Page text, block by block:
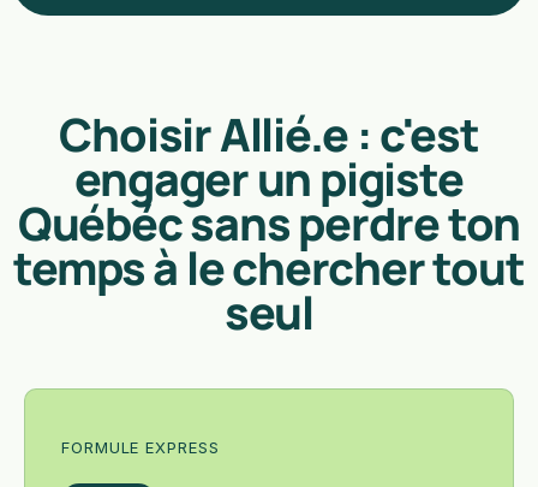
Choisir Allié.e : c'est
engager un pigiste
Québéc sans perdre ton
temps à le chercher tout
seul
FORMULE EXPRESS